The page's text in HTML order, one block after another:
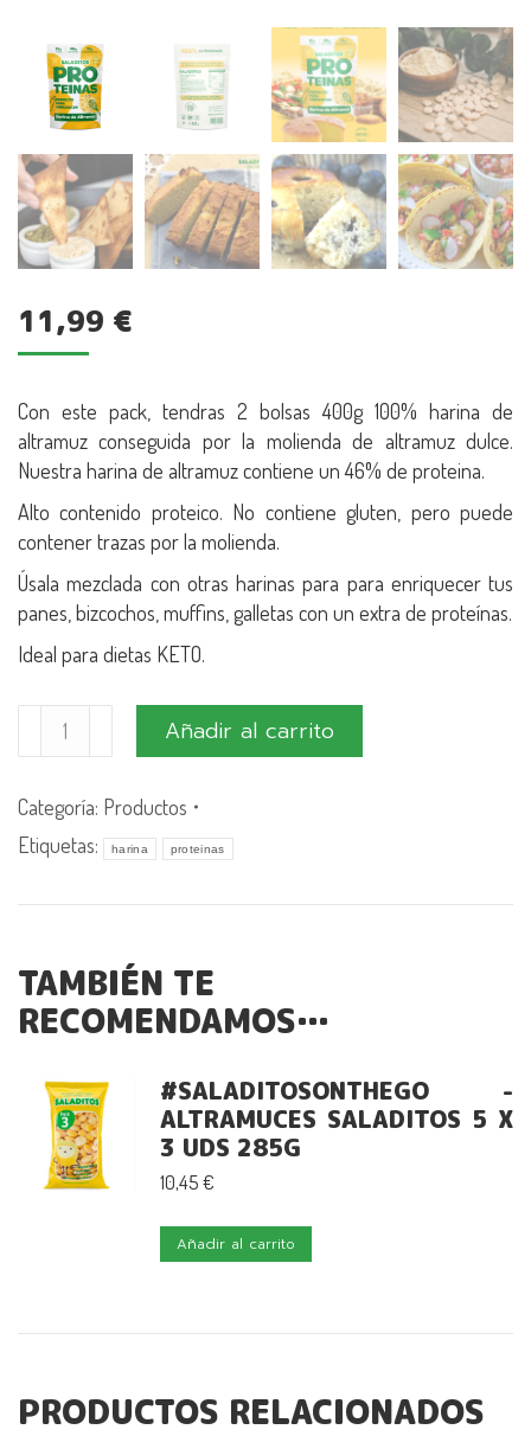
11,99 €
Con este pack, tendras 2 bolsas 400g 100% harina de
altramuz conseguida por la molienda de altramuz dulce.
Nuestra harina de altramuz contiene un 46% de proteina.
Alto contenido proteico. No contiene gluten, pero puede
contener trazas por la molienda.
Úsala mezclada con otras harinas para para enriquecer tus
panes, bizcochos, muffins, galletas con un extra de proteínas.
Ideal para dietas KETO.
#SaladitosBaking
de
Altramuz
cantidad
Añadir al carrito
Categoría: Productos
Etiquetas:
harina proteinas
TAMBIÉN TE
RECOMENDAMOS…
#SALADITOSONTHEGO -
ALTRAMUCES SALADITOS 5 X
3 UDS 285G
10,45€
Añadir al carrito
PRODUCTOS RELACIONADOS